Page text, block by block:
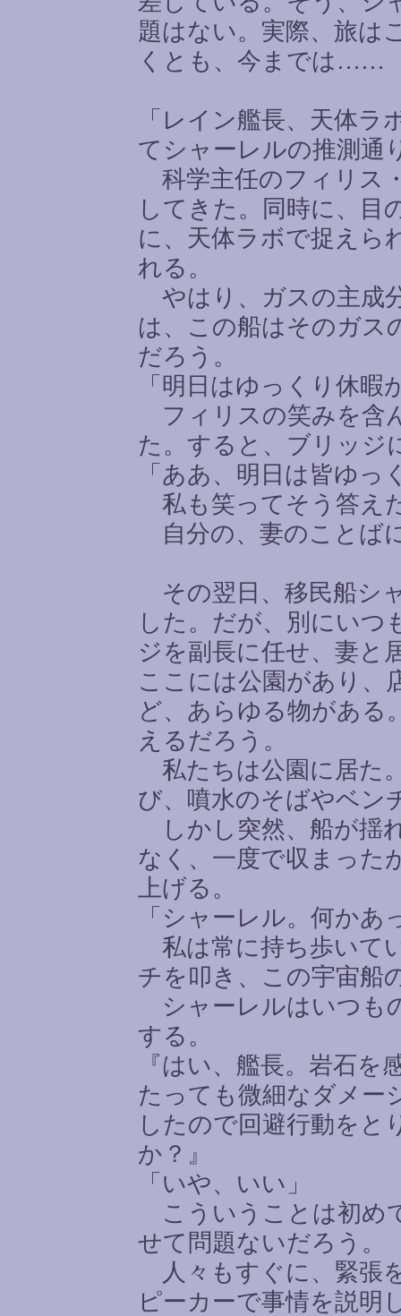
題はない。実際、旅は
くとも、今までは ……
「レイン艦長、天体
てシャーレルの推測通
科学主任のフィリス
してきた。同時に、目
に、天体ラボで捉えら
れる。
やはり、ガスの主成
は、この船はそのガス
だろう。
「明日はゆっくり休
フィリスの笑みを含
た。すると、ブリッジ
「ああ、明日は皆ゆ
私も笑ってそう答え
自分の、妻のことば
その翌日、移民船シ
した。だが、別にいつ
ジを副長に任せ、妻と
ここには公園があり、
ど、あらゆる物がある
えるだろう。
私たちは公園に居た
び、噴水のそばやベン
しかし突然、船が揺
なく、一度で収まった
上げる。
「シャーレル。何かあ
私は常に持ち歩いて
チを叩き、この宇宙船
シャーレルはいつも
する。
『はい、艦長。岩石
たっても微細なダメー
したので回避行動をと
か？』
「いや、いい」
こういうことは初め
せて問題ないだろう。
人々もすぐに、緊張
ピーカーで事情を説明